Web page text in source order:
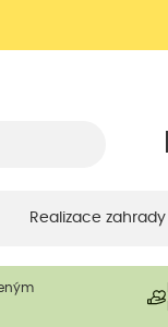
Realizace zahrady